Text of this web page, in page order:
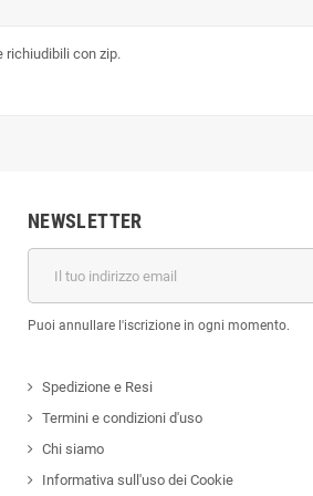
richiudibili con zip.
NEWSLETTER
Puoi annullare l'iscrizione in ogni momento.
Spedizione e Resi
Termini e condizioni d'uso
Chi siamo
Informativa sull'uso dei Cookie